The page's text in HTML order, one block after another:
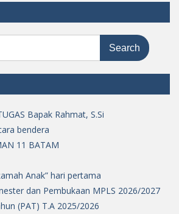
Bapak Rahmat, S.Si
bendera
11 BATAM
Anak” hari pertama
dan Pembukaan MPLS 2026/2027
(PAT) T.A 2025/2026